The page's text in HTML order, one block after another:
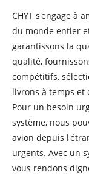
CHYT s'engage à
du monde entier
garantissons la
qualité,
compétitifs,
livrons à temps
Pour un besoin
système, nous
avion depuis
urgents. Avec un
vous rendons